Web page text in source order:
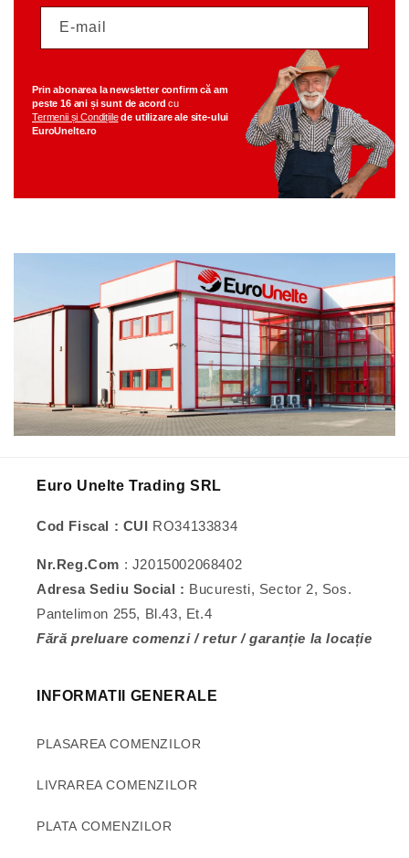
E-mail
Prin abonarea la newsletter confirm că am
peste 16 ani și sunt de acord cu
Termenii și Condițiile de utilizare ale site-ului
EuroUnelte.ro
Euro Unelte Trading SRL
Cod Fiscal : CUI RO34133834
Nr.Reg.Com : J2015002068402
Adresa Sediu Social : Bucuresti, Sector 2, Sos.
Pantelimon 255, Bl.43, Et.4
Fără preluare comenzi / retur / garanție la locație
INFORMATII GENERALE
PLASAREA COMENZILOR
LIVRAREA COMENZILOR
PLATA COMENZILOR